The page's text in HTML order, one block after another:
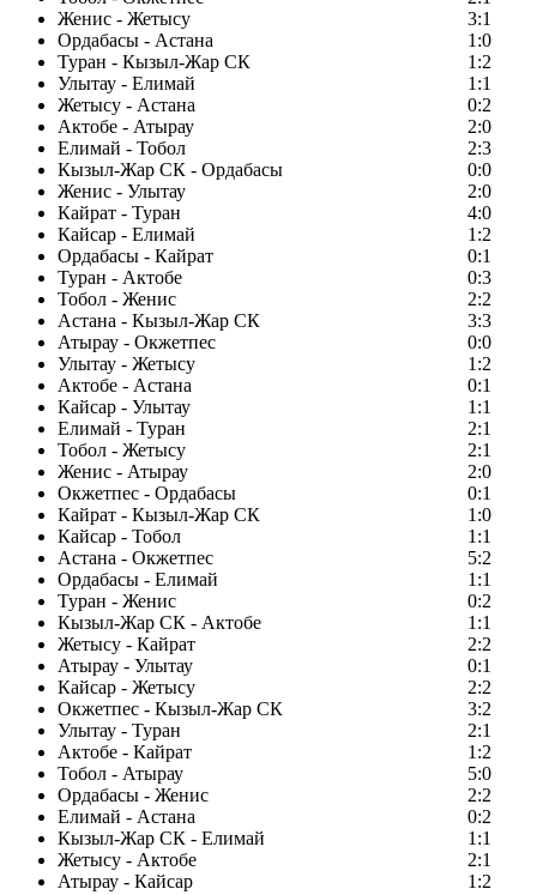
Женис - Жетысу
3:1
Ордабасы - Астана
1:0
Туран - Кызыл-Жар СК
1:2
Улытау - Елимай
1:1
Жетысу - Астана
0:2
Актобе - Атырау
2:0
Елимай - Тобол
2:3
Кызыл-Жар СК - Ордабасы
0:0
Женис - Улытау
2:0
Кайрат - Туран
4:0
Кайсар - Елимай
1:2
Ордабасы - Кайрат
0:1
Туран - Актобе
0:3
Тобол - Женис
2:2
Астана - Кызыл-Жар СК
3:3
Атырау - Окжетпес
0:0
Улытау - Жетысу
1:2
Актобе - Астана
0:1
Кайсар - Улытау
1:1
Елимай - Туран
2:1
Тобол - Жетысу
2:1
Женис - Атырау
2:0
Окжетпес - Ордабасы
0:1
Кайрат - Кызыл-Жар СК
1:0
Кайсар - Тобол
1:1
Астана - Окжетпес
5:2
Ордабасы - Елимай
1:1
Туран - Женис
0:2
Кызыл-Жар СК - Актобе
1:1
Жетысу - Кайрат
2:2
Атырау - Улытау
0:1
Кайсар - Жетысу
2:2
Окжетпес - Кызыл-Жар СК
3:2
Улытау - Туран
2:1
Актобе - Кайрат
1:2
Тобол - Атырау
5:0
Ордабасы - Женис
2:2
Елимай - Астана
0:2
Кызыл-Жар СК - Елимай
1:1
Жетысу - Актобе
2:1
Атырау - Кайсар
1:2